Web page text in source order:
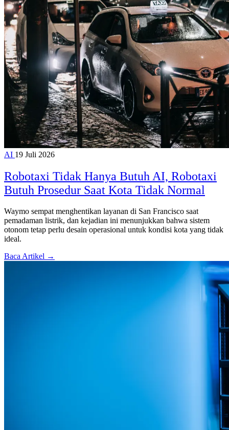
AI 19 Juli 2026
Robotaxi Tidak Hanya Butuh AI, Robotaxi
Butuh Prosedur Saat Kota Tidak Normal
Waymo sempat menghentikan layanan di San Francisco saat
pemadaman listrik, dan kejadian ini menunjukkan bahwa sistem
otonom tetap perlu desain operasional untuk kondisi kota yang tidak
ideal.
Baca Artikel →